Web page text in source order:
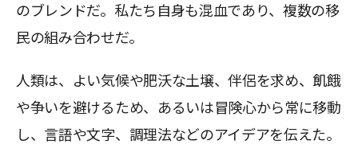
のブレンドだ。私たち自身も混血であり、複数の移
民の組み合わせだ。
人類は、よい気候や肥沃な土壌、伴侶を求め、飢餓
や争いを避けるため、あるいは冒険心から常に移動
し、言語や文字、調理法などのアイデアを伝えた。